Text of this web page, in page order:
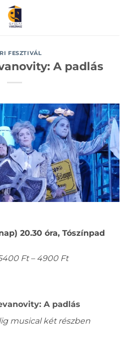
FESZTIVÁL
A padlás
20.30 óra, Tószínpad
Ft – 4900 Ft
A padlás
musical két részben